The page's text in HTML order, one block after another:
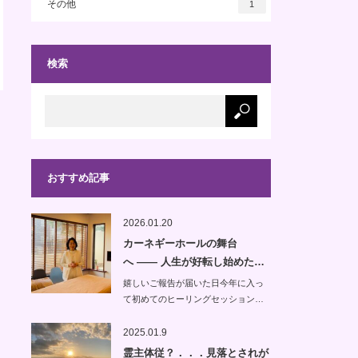
その他 1
検索
おすすめ記事
2026.01.20
カーネギーホールの舞台
へ —— 人生が好転し始めた…
嬉しいご報告が届いた日今年に入っ
て初めてのヒーリングセッション…
2025.01.9
霊主体従？．．．見落とされが